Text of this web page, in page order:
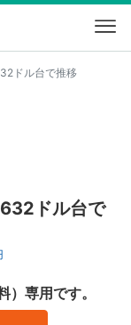
ドル台で推移
ドル台で
専用です。